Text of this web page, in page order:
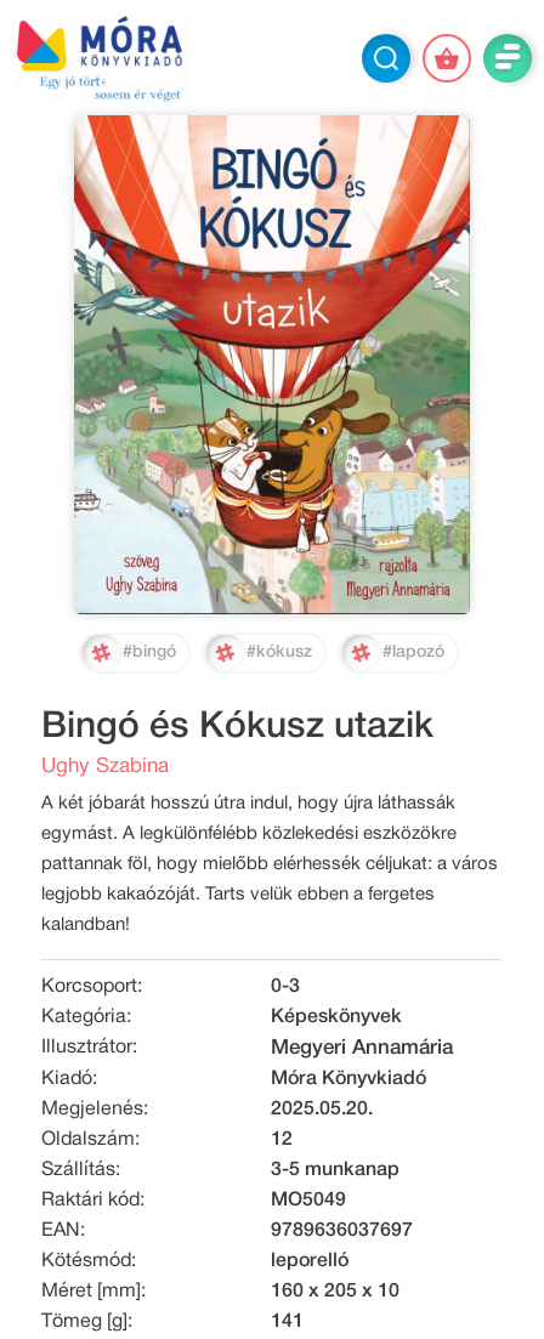
#bingó #kókusz #lapozó
Bingó és Kókusz utazik
Ughy Szabina
A két jóbarát hosszú útra indul, hogy újra láthassák
egymást. A legkülönfélébb közlekedési eszközökre
pattannak föl, hogy mielőbb elérhessék céljukat: a város
legjobb kakaózóját. Tarts velük ebben a fergetes
kalandban!
Korcsoport:
0-3
Kategória:
Képeskönyvek
Illusztrátor:
Megyeri Annamária
Kiadó:
Móra Könyvkiadó
Megjelenés:
2025.05.20.
Oldalszám:
12
Szállítás:
3-5 munkanap
Raktári kód:
MO5049
EAN:
9789636037697
Kötésmód:
leporelló
Méret [mm]:
160 x 205 x 10
Tömeg [g]:
141